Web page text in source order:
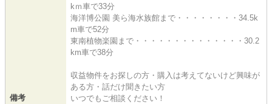
備考
kｍ車で33分
海洋博公園 美ら海水族館まで・・・・・・・・34.5k
m車で52分
東南植物楽園まで・・・・・・・・・・・・・・30.2
km車で38分
収益物件をお探しの方・購入は考えてないけど興味が
ある方・話だけ聞きたい方
いつでもご相談ください！